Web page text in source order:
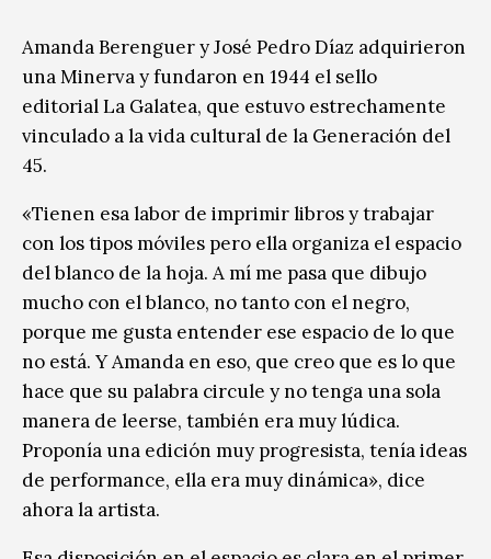
Amanda Berenguer y José Pedro Díaz adquirieron
una Minerva y fundaron en 1944 el sello
editorial La Galatea, que estuvo estrechamente
vinculado a la vida cultural de la Generación del
45.
«Tienen esa labor de imprimir libros y trabajar
con los tipos móviles pero ella organiza el espacio
del blanco de la hoja. A mí me pasa que dibujo
mucho con el blanco, no tanto con el negro,
porque me gusta entender ese espacio de lo que
no está. Y Amanda en eso, que creo que es lo que
hace que su palabra circule y no tenga una sola
manera de leerse, también era muy lúdica.
Proponía una edición muy progresista, tenía ideas
de performance, ella era muy dinámica», dice
ahora la artista.